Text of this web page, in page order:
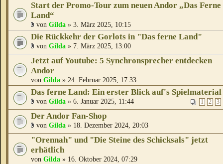
Start der Promo-Tour zum neuen Andor „Das Ferne
Land“
von Gilda » 3. März 2025, 10:15
Die Rückkehr der Gorlots in "Das ferne Land"
von Gilda » 7. März 2025, 13:00
Jetzt auf Youtube: 5 Synchronsprecher entdecken
Andor
von Gilda » 24. Februar 2025, 17:33
Das ferne Land: Ein erster Blick auf's Spielmaterial
1 2 3
von Gilda » 6. Januar 2025, 11:44
Der Andor Fan-Shop
von Gilda » 18. Dezember 2024, 20:03
"Orennah" und "Die Steine des Schicksals" jetzt
erhätlich
von Gilda » 16. Oktober 2024, 07:29